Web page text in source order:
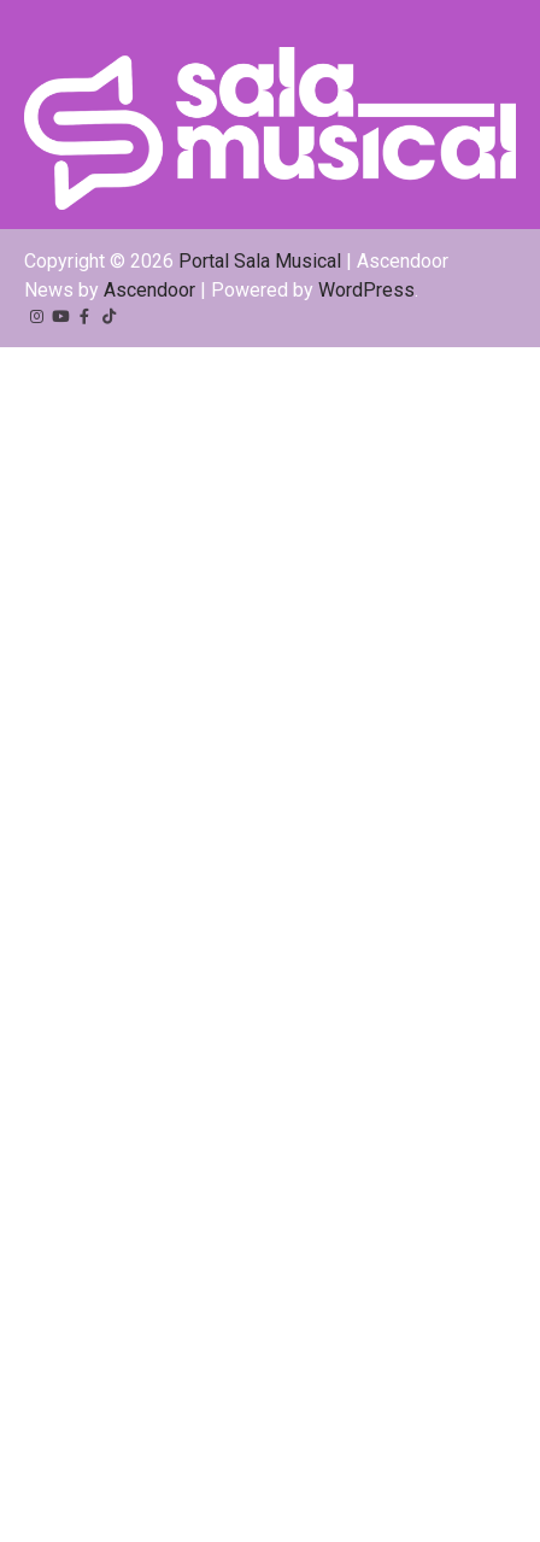
Copyright © 2026 Portal Sala Musical
| Ascendoor
News by Ascendoor | Powered by WordPress.
Instagram
YouTube
Facebook
Tiktok